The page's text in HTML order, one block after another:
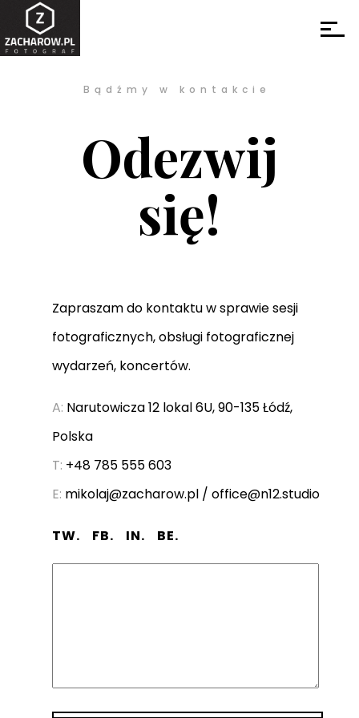
Bądźmy w kontakcie
Odezwij
się!
Zapraszam do kontaktu w sprawie sesji
fotograficznych, obsługi fotograficznej
wydarzeń, koncertów.
A: Narutowicza 12 lokal 6U, 90-135 Łódź,
Polska
T: +48 785 555 603
E: mikolaj@zacharow.pl / office@n12.studio
TW. FB. IN. BE.